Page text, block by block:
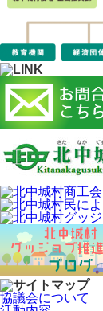
協議会について